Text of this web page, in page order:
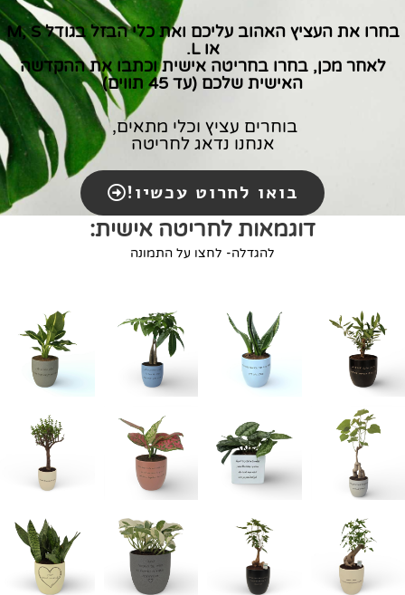
בחרו את העציץ האהוב עליכם ואת כלי הבזל בגודל M, S
או L.
לאחר מכן, בחרו בחריטה אישית וכתבו את ההקדשה
האישית שלכם (עד 45 תווים)
בוחרים עציץ וכלי מתאים,
אנחנו נדאג לחריטה
בואו לחרוט עכשיו!
דוגמאות לחריטה אישית:
להגדלה- לחצו על התמונה